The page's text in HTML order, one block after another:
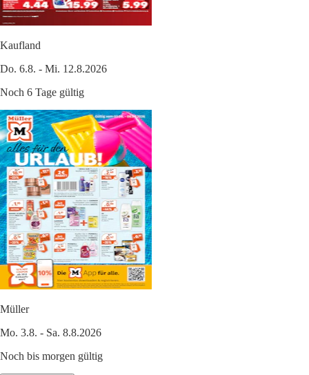
Kaufland
Do. 6.8. - Mi. 12.8.2026
Noch 6 Tage gültig
Müller
Mo. 3.8. - Sa. 8.8.2026
Noch bis morgen gültig